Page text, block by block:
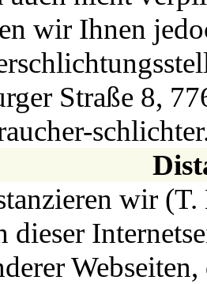
wir Ihnen
Straße 8,
wir
dieser